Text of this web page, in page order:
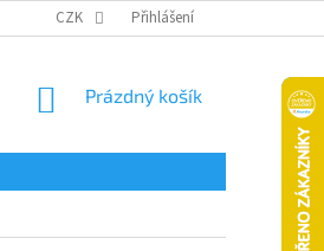
CZK Přihlášení
NÁKUPNÍ
Prázdný košík